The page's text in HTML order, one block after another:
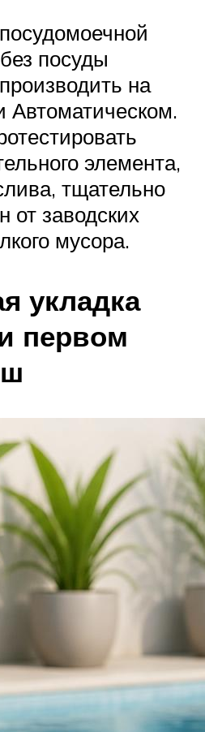
посуды
на
элемента,
тщательно
от заводских
мусора.
укладка
первом